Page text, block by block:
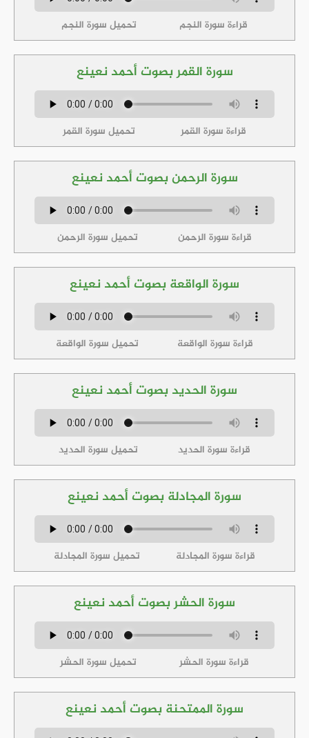
قراءة سورة النجم تحميل سورة النجم
سورة القمر بصوت أحمد نعينع
قراءة سورة القمر تحميل سورة القمر
سورة الرحمن بصوت أحمد نعينع
قراءة سورة الرحمن تحميل سورة الرحمن
سورة الواقعة بصوت أحمد نعينع
قراءة سورة الواقعة تحميل سورة الواقعة
سورة الحديد بصوت أحمد نعينع
قراءة سورة الحديد تحميل سورة الحديد
سورة المجادلة بصوت أحمد نعينع
قراءة سورة المجادلة تحميل سورة المجادلة
سورة الحشر بصوت أحمد نعينع
قراءة سورة الحشر تحميل سورة الحشر
سورة الممتحنة بصوت أحمد نعينع